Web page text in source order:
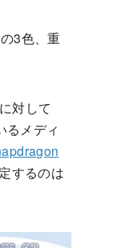
3色、重
対して
るメディ
するのは